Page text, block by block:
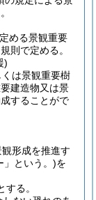
める景観重要
則で定める。
)
は景観重要樹
建造物又は景
することがで
形成を推進す
」という。)を
る。